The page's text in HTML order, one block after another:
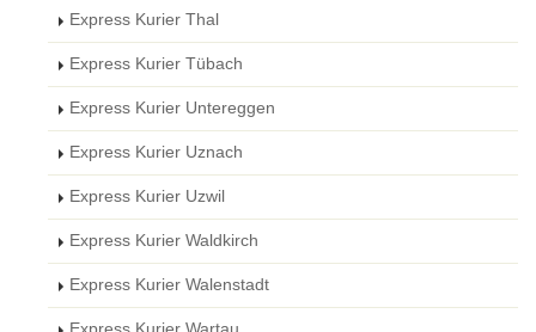
Express Kurier Thal
Express Kurier Tübach
Express Kurier Untereggen
Express Kurier Uznach
Express Kurier Uzwil
Express Kurier Waldkirch
Express Kurier Walenstadt